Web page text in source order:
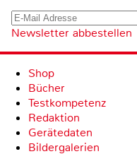
Newsletter abbestellen
Shop
Bücher
Testkompetenz
Redaktion
Gerätedaten
Bildergalerien